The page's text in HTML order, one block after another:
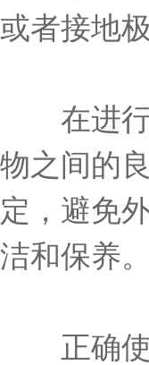
或者接地
在进行
物之间的
定，避免
洁和保养。
正确使